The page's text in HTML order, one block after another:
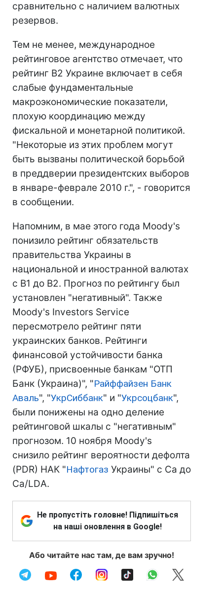
сравнительно с наличием валютных
резервов.
Тем не менее, международное
рейтинговое агентство отмечает, что
рейтинг B2 Украине включает в себя
слабые фундаментальные
макроэкономические показатели,
плохую координацию между
фискальной и монетарной политикой.
"Некоторые из этих проблем могут
быть вызваны политической борьбой
в преддверии президентских выборов
в январе-феврале 2010 г.", - говорится
в сообщении.
Напомним, в мае этого года Moody's
понизило рейтинг обязательств
правительства Украины в
национальной и иностранной валютах
с В1 до В2. Прогноз по рейтингу был
установлен "негативный". Также
Moody's Investors Service
пересмотрело рейтинг пяти
украинских банков. Рейтинги
финансовой устойчивости банка
(РФУБ), присвоенные банкам "ОТП
Банк (Украина)", "Райффайзен Банк
Аваль", "УкрСиббанк" и "Укрсоцбанк",
были понижены на одно деление
рейтинговой шкалы с "негативным"
прогнозом. 10 ноября Moody's
снизило рейтинг вероятности дефолта
(PDR) НАК "Нафтогаз Украины" с Ca до
Ca/LDА.
Не пропустіть головне! Підпишіться
на наші оновлення в Google!
Або читайте нас там, де вам зручно!